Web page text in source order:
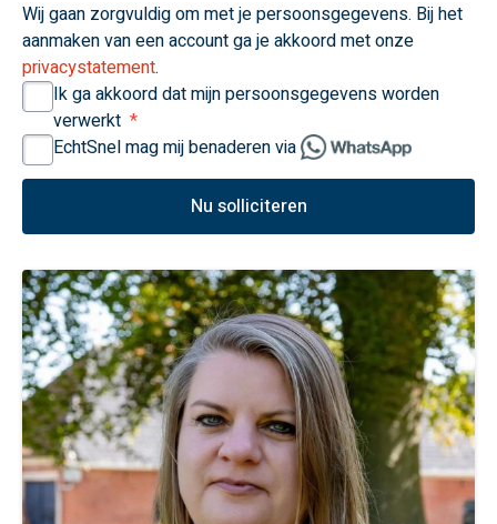
Wij gaan zorgvuldig om met je persoonsgegevens. Bij het
aanmaken van een account ga je akkoord met onze
privacystatement.
Ik ga akkoord dat mijn persoonsgegevens worden
verwerkt
EchtSnel mag mij benaderen via
Nu solliciteren